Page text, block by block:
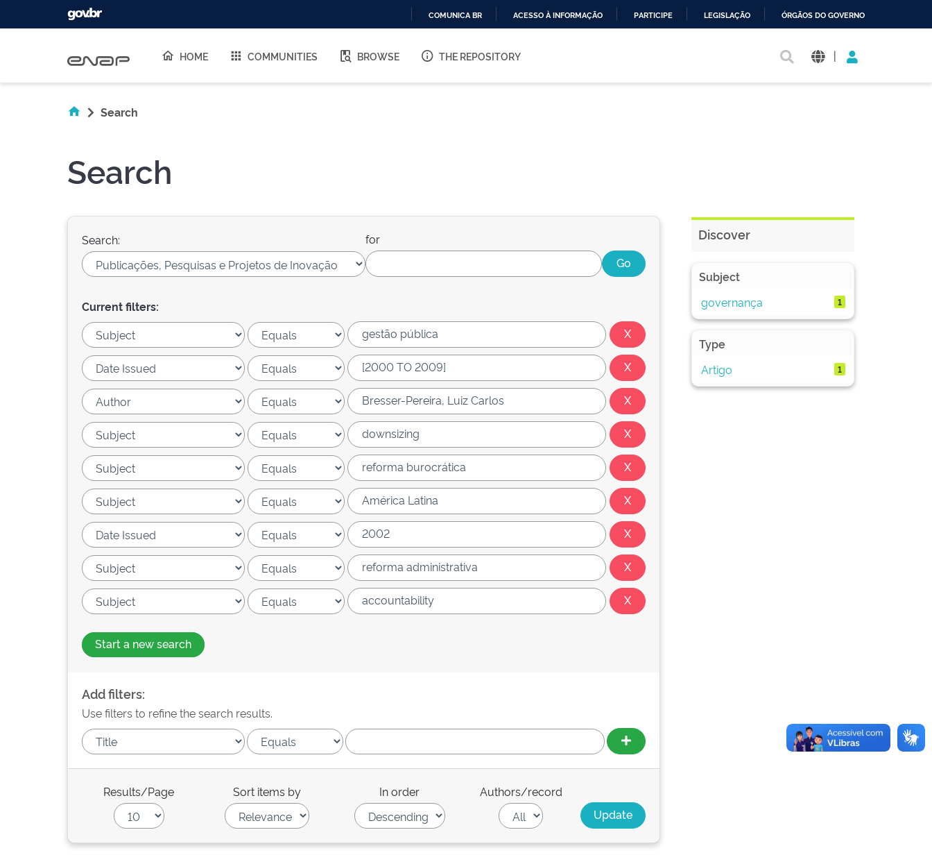
O
COMUNICA BR ACESSO À INFORMAÇÃO PARTICIPE LEGISLAÇÃO ÓRGÃOS DO GOVERNO
HOME COMMUNITIES BROWSE THE REPOSITORY |
Search
Search
Search: for
Current filters:
Start a new search
Add filters:
Use filters to refine the search results.
Results/Page Sort items by In order Authors/record
Discover
Subject
governança
1
Type
Artigo
1